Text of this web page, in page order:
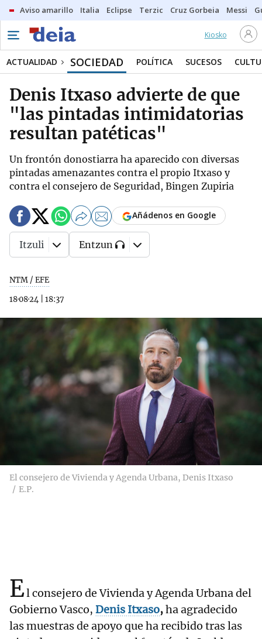
Aviso amarillo Italia Eclipse Terzic Cruz Gorbeia Messi
Kiosko
ACTUALIDAD SOCIEDAD POLÍTICA SUCESOS
Denis Itxaso advierte de que
"las pintadas intimidatorias
resultan patéticas"
Un frontón donostiarra ha aparecido con diversas
pintadas amenazantes contra el propio Itxaso y
contra el consejero de Seguridad, Bingen Zupiria
NTM / EFE
18·08·24
18:37
Añádenos en Google
Itzuli Entzun
El consejero de Vivienda y Agenda Urbana, Denis Itxaso
E.P.
El consejero de Vivienda y Agenda Urbana del
Gobierno Vasco, Denis Itxaso,ha agradecido
las muestras de apoyo que ha recibido tras las